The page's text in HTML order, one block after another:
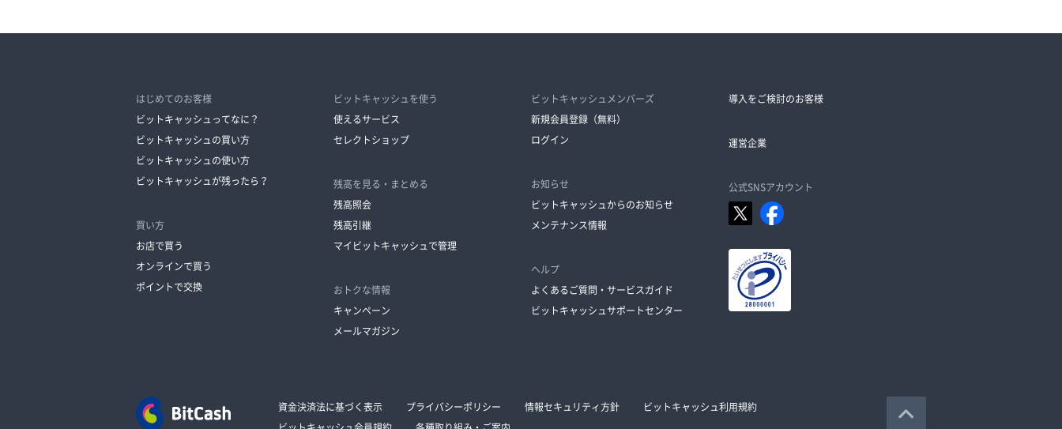
はじめてのお客様
ビットキャッシュってなに？
ビットキャッシュの買い方
ビットキャッシュの使い方
ビットキャッシュが残ったら？
買い方
お店で買う
オンラインで買う
ポイントで交換
ビットキャッシュを使う
使えるサービス
セレクトショップ
残高を見る・まとめる
残高照会
残高引継
マイビットキャッシュで管理
おトクな情報
キャンペーン
メールマガジン
ビットキャッシュメンバーズ
新規会員登録（無料）
ログイン
お知らせ
ビットキャッシュからのお知らせ
メンテナンス情報
ヘルプ
よくあるご質問・サービスガイド
ビットキャッシュサポートセンター
導入をご検討のお客様
運営企業
公式SNSアカウント
資金決済法に基づく表示 プライバシーポリシー 情報セキュリティ方針 ビットキャッシュ利用規約